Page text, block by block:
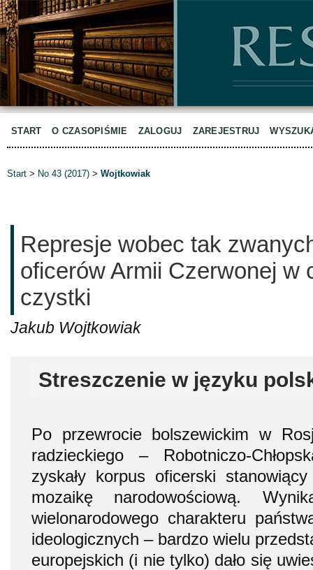
START O CZASOPIŚMIE ZALOGUJ ZAREJESTRUJ
Start > No 43 (2017) > Wojtkowiak
Represje wobec tak
oficerów Armii Czerwonej w
czystki
Jakub Wojtkowiak
Streszczenie w języku
Po przewrocie bolszewickim w
radzieckiego – Robotniczo-
zyskały korpus oficerski
mozaikę narodowościową.
wielonarodowego charakteru
ideologicznych – bardzo wielu
europejskich (i nie tylko) dało się